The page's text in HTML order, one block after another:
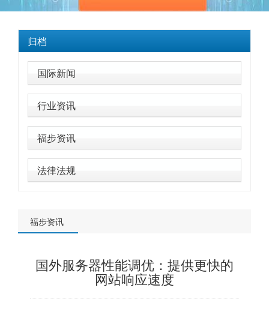
归档
国际新闻
行业资讯
福步资讯
法律法规
福步资讯
国外服务器性能调优：提供更快的
网站响应速度